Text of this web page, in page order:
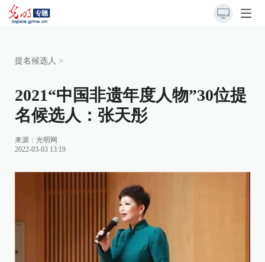
提名候选人 >
2021“中国非遗年度人物”30位提
名候选人：张天彤
来源： 光明网
2022-03-03 13:19